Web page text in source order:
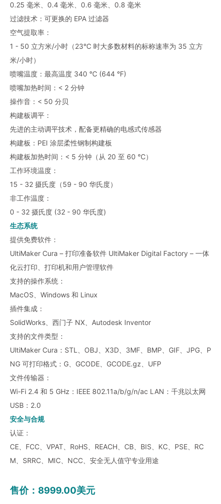
0.25 毫米、0.4 毫米、0.6 毫米、0.8 毫米
过滤技术：可更换的 EPA 过滤器
空气提取率：
1 - 50 立方米/小时（23°C 时大多数材料的标称速率为 35 立方
米/小时）
喷嘴温度：最高温度 340 °C (644 °F)
喷嘴加热时间：< 2 分钟
操作音：< 50 分贝
构建板调平：
先进的主动调平技术，配备更精确的电感式传感器
构建板：PEI 涂层柔性钢制构建板
构建板加热时间：< 5 分钟（从 20 至 60 °C）
工作环境温度：
15 - 32 摄氏度（59 - 90 华氏度）
非工作温度：
0 - 32 摄氏度 (32 - 90 华氏度)
生态系统
提供免费软件：
UltiMaker Cura – 打印准备软件 UltiMaker Digital Factory – 一体
化云打印、打印机和用户管理软件
支持的操作系统：
MacOS、Windows 和 Linux
插件集成：
SolidWorks、西门子 NX、Autodesk Inventor
支持的文件类型：
UltiMaker Cura：STL、OBJ、X3D、3MF、BMP、GIF、JPG、P
NG 可打印格式：G、GCODE、GCODE.gz、UFP
文件传输器：
Wi-Fi 2.4 和 5 GHz：IEEE 802.11a/b/g/n/ac LAN：千兆以太网
USB：2.0
安全与合规
认证：
CE、FCC、VPAT、RoHS、REACH、CB、BIS、KC、PSE、RC
M、SRRC、MIC、NCC、安全无人值守专业用途
售价：8999.00美元